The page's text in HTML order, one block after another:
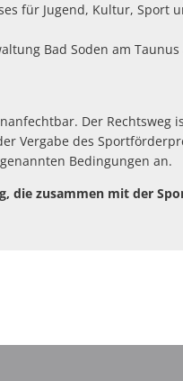
für Jugend, Kultur, Sport
Bad Soden am
Der Rechtsweg
Vergabe des
Bedingungen an.
die zusammen mit der